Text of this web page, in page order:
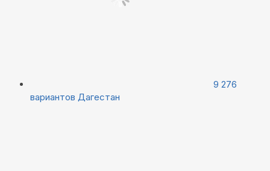
9 276
вариантов Дагестан